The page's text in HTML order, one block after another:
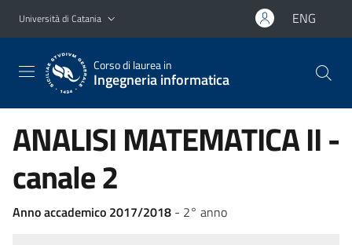
Vai al contenuto principale
Vai al menu di navigazione
Università di Catania ENG
Corso di laurea in
Ingegneria informatica
ANALISI MATEMATICA II -
canale 2
Anno accademico 2017/2018 - 2° anno